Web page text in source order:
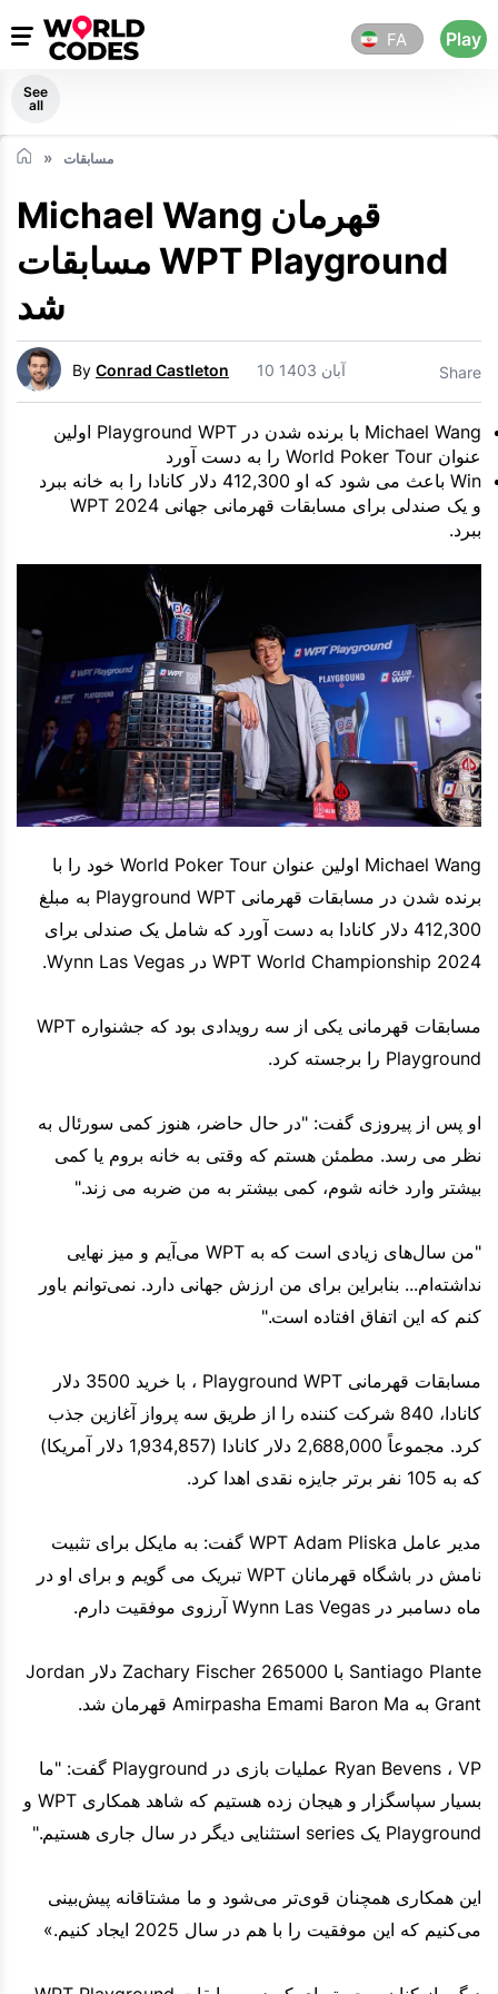
FA Play
See
all
مسابقات
Michael Wang قهرمان
مسابقات WPT Playground
شد
By Conrad Castleton 10 آبان 1403 Share
Michael Wang با برنده شدن در Playground WPT اولین
عنوان World Poker Tour را به دست آورد
Win باعث می شود که او 412,300 دلار کانادا را به خانه ببرد
و یک صندلی برای مسابقات قهرمانی جهانی WPT 2024
ببرد.
Michael Wang اولین عنوان World Poker Tour خود را با
برنده شدن در مسابقات قهرمانی Playground WPT به مبلغ
412,300 دلار کانادا به دست آورد که شامل یک صندلی برای
WPT World Championship 2024 در Wynn Las Vegas.
مسابقات قهرمانی یکی از سه رویدادی بود که جشنواره WPT
Playground را برجسته کرد.
او پس از پیروزی گفت: "در حال حاضر، هنوز کمی سورئال به
نظر می رسد. مطمئن هستم که وقتی به خانه بروم یا کمی
بیشتر وارد خانه شوم، کمی بیشتر به من ضربه می زند."
"من سال‌های زیادی است که به WPT می‌آیم و میز نهایی
نداشته‌ام... بنابراین برای من ارزش جهانی دارد. نمی‌توانم باور
کنم که این اتفاق افتاده است."
مسابقات قهرمانی Playground WPT ، با خرید 3500 دلار
کانادا، 840 شرکت کننده را از طریق سه پرواز آغازین جذب
کرد. مجموعاً 2,688,000 دلار کانادا (1,934,857 دلار آمریکا)
که به 105 نفر برتر جایزه نقدی اهدا کرد.
مدیر عامل WPT Adam Pliska گفت: به مایکل برای تثبیت
نامش در باشگاه قهرمانان WPT تبریک می گویم و برای او در
ماه دسامبر در Wynn Las Vegas آرزوی موفقیت دارم.
Santiago Plante با Zachary Fischer 265000 دلار Jordan
Grant به Amirpasha Emami Baron Ma قهرمان شد.
Ryan Bevens ، VP عملیات بازی در Playground گفت: "ما
بسیار سپاسگزار و هیجان زده هستیم که شاهد همکاری WPT و
Playground یک series استثنایی دیگر در سال جاری هستیم."
این همکاری همچنان قوی‌تر می‌شود و ما مشتاقانه پیش‌بینی
می‌کنیم که این موفقیت را با هم در سال 2025 ایجاد کنیم.»